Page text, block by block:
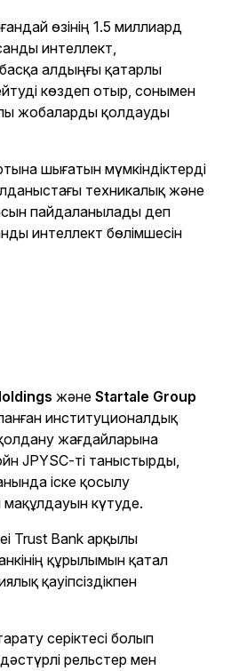
өзінің 1.5 миллиард
интеллект,
алдыңғы қатарлы
көздеп отыр, сонымен
жобаларды қолдауды
шығатын мүмкіндіктерді
техникалық және
пайдаланылады деп
интеллект бөлімшесін
және Startale Group
институционалдық
жағдайларына
JPYSC-ті таныстырды,
іске қосылу
күтуде.
Trust Bank арқылы
құрылымын қатал
қауіпсіздікпен
серіктесі болып
рельстер мен